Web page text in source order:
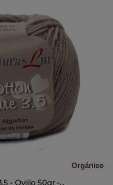
Orgánico
- Ovillo 50gr -...